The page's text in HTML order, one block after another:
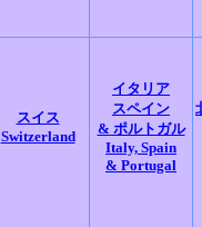
スイス
Switzerland
イタリア
スペイン
& ポルトガル
Italy, Spain
& Portugal